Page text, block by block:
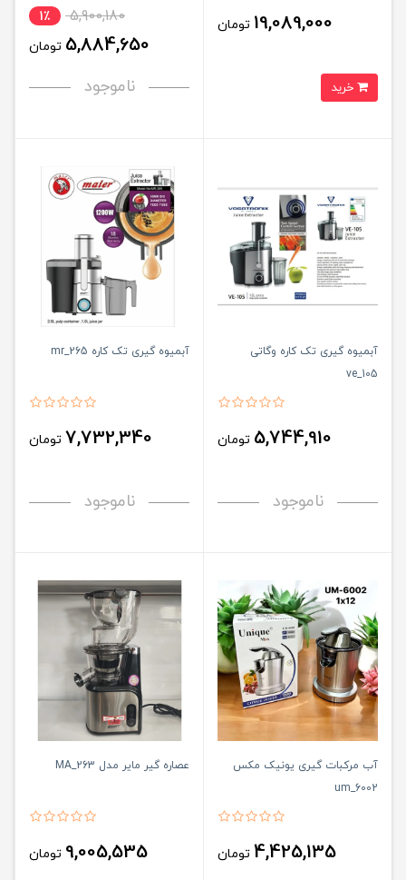
19,089,000 تومان 5,900,180 1٪
5,884,650 تومان
ناموجود
آبمیوه گیری تک کاره وگاتی
ve_105
5,744,910 تومان
ناموجود
آبمیوه گیری تک کاره mr_265
7,732,340 تومان
ناموجود
آب مرکبات گیری یونیک مکس
um_6002
4,425,135 تومان
عصاره گیر مایر مدل MA_263
9,005,535 تومان